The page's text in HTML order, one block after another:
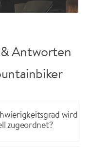
Antworten
wird
zugeordnet?